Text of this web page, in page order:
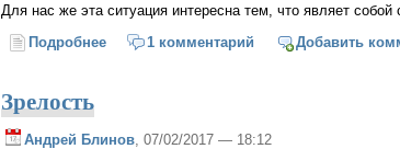
Для нас же эта ситуация интересна тем, что являет
Подробнеео Об убийцах и их моральном
1 комментарий Добавить
Зрелость
Андрей Блинов , 07/02/2017 — 18:12